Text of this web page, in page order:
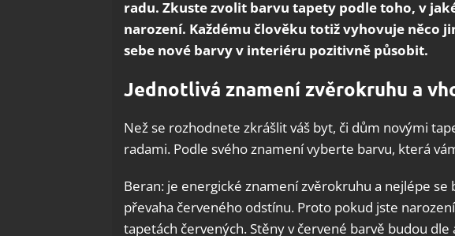
radu. Zkuste zvolit barvu tapety podle toho, v
narození. Každému člověku totiž vyhovuje něco
sebe nové barvy v interiéru pozitivně působit.
Jednotlivá znamení zvěrokruhu a
Než se rozhodnete zkrášlit váš byt, či dům novými
radami. Podle svého znamení vyberte barvu, která
Beran: je energické znamení zvěrokruhu a nejlépe
převaha červeného odstínu. Proto pokud jste
tapetách červených. Stěny v červené barvě budou